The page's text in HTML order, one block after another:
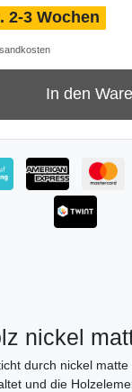
2-3 Wochen
In den
nickel
durch nickel
und die